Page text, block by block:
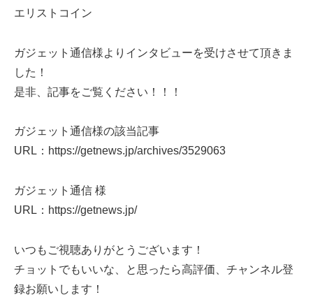
エリストコイン
ガジェット通信様よりインタビューを受けさせて頂きま
した！
是非、記事をご覧ください！！！
ガジェット通信様の該当記事
URL：https://getnews.jp/archives/3529063
ガジェット通信 様
URL：https://getnews.jp/
いつもご視聴ありがとうございます！
チョットでもいいな、と思ったら高評価、チャンネル登
録お願いします！